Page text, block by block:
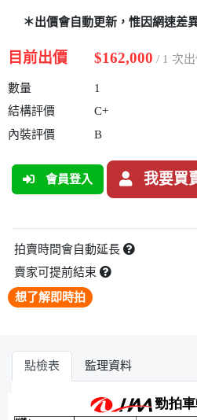
＊出價會自動更新，惟因網速差
目前出價 $162,000 / 1 次出
數量
1
結構評價
C+
內裝評價
B
會員登入 我要買
拍賣時間會自動延長
賣家可提前結束
想了解即時拍
點檢表 監理資料